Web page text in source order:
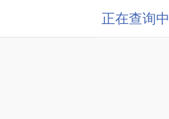
正在查询中